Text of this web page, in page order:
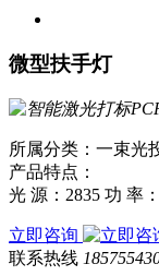
微型扶手灯
所属分类：一束光
产品特点：
光 源：2835 功 率
立即咨询
联系热线